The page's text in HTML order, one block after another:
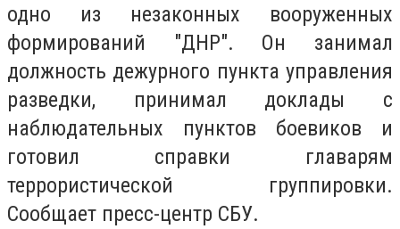
одно из незаконных вооруженных
формирований "ДНР". Он занимал
должность дежурного пункта управления
разведки, принимал доклады с
наблюдательных пунктов боевиков и
готовил справки главарям
террористической группировки.
Сообщает пресс-центр СБУ.